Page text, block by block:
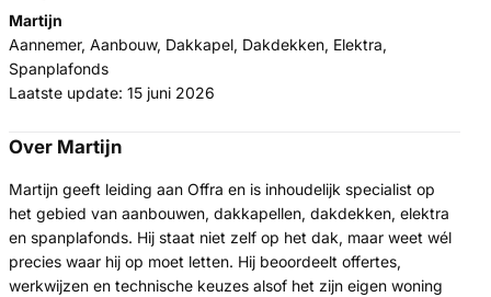
Martijn
Aannemer, Aanbouw, Dakkapel, Dakdekken, Elektra,
Spanplafonds
Laatste update: 15 juni 2026
Over Martijn
Martijn geeft leiding aan Offra en is inhoudelijk specialist op
het gebied van aanbouwen, dakkapellen, dakdekken, elektra
en spanplafonds. Hij staat niet zelf op het dak, maar weet wél
precies waar hij op moet letten. Hij beoordeelt offertes,
werkwijzen en technische keuzes alsof het zijn eigen woning